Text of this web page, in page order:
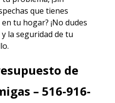
que tienes
tu hogar? ¡No dudes
la seguridad de tu
de
– 516-916-